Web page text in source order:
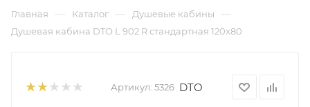
Главная — Каталог — Душевые кабины —
Душевая кабина DTO L 902 R стандартная 120x80
Артикул: 5326 DTO